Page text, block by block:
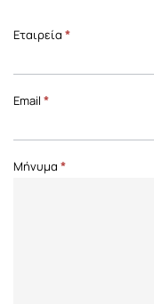
Επικοινωνία
Page
Εταιρεία *
Email *
Μήνυμα *